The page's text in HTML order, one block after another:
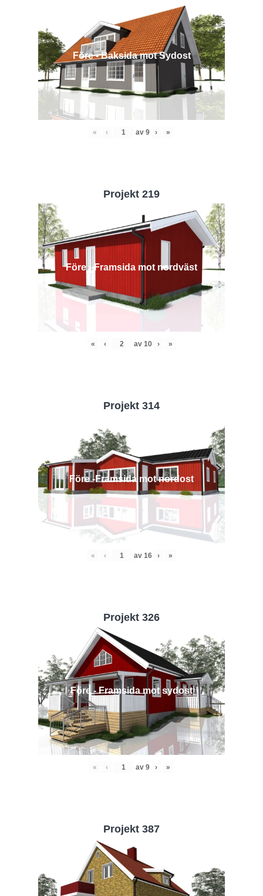
Före - Baksida mot Sydost
« ‹ av 9 › »
Projekt 219
Före - Framsida mot nordväst
« ‹ av 10 › »
Projekt 314
Före -Framsida mot nordost
« ‹ av 16 › »
Projekt 326
Före - Framsida mot sydost
« ‹ av 9 › »
Projekt 387